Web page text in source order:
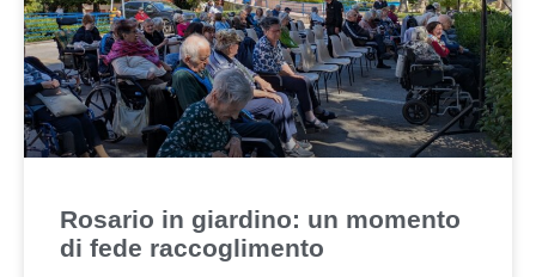
Rosario in giardino: un momento
di fede raccoglimento